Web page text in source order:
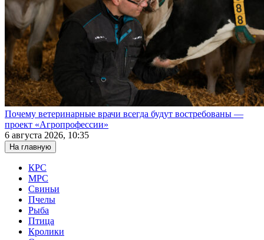
Почему ветеринарные врачи всегда будут востребованы —
проект «Агропрофессии»
6 августа 2026, 10:35
На главную
КРС
МРС
Свиньи
Пчелы
Рыба
Птица
Кролики